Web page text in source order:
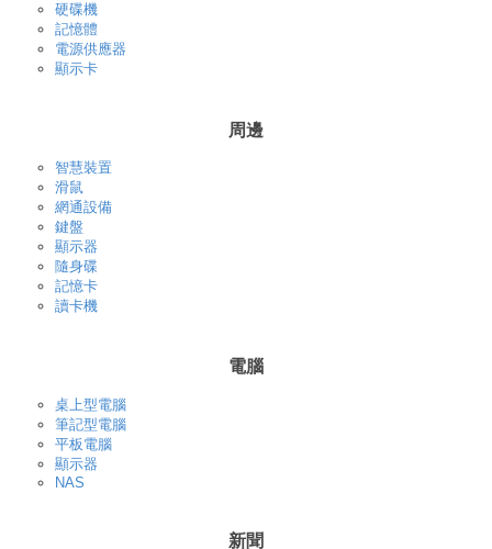
硬碟機
記憶體
電源供應器
顯示卡
周邊
智慧裝置
滑鼠
網通設備
鍵盤
顯示器
隨身碟
記憶卡
讀卡機
電腦
桌上型電腦
筆記型電腦
平板電腦
顯示器
NAS
新聞